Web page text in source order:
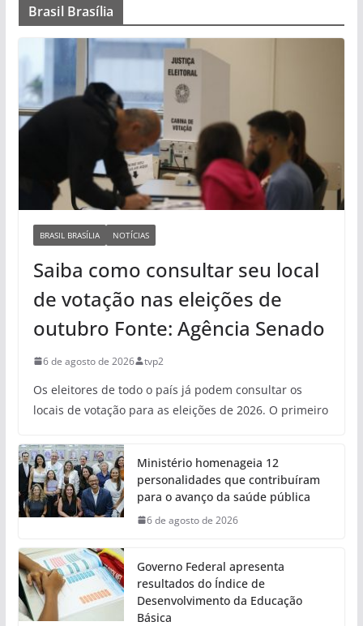
Brasil Brasília
BRASIL BRASÍLIA NOTÍCIAS
Saiba como consultar seu local
de votação nas eleições de
outubro Fonte: Agência Senado
6 de agosto de 2026 tvp2
Os eleitores de todo o país já podem consultar os
locais de votação para as eleições de 2026. O primeiro
Ministério homenageia 12
personalidades que contribuíram
para o avanço da saúde pública
6 de agosto de 2026
Governo Federal apresenta
resultados do Índice de
Desenvolvimento da Educação
Básica